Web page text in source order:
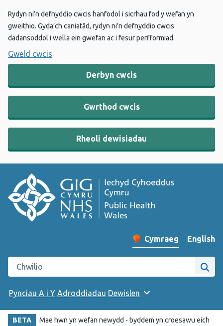
Rydyn ni’n defnyddio cwcis hanfodol i sicrhau fod y wefan yn
gweithio. Gyda’ch caniatâd, rydyn ni’n defnyddio cwcis
dadansoddol i wella ein gwefan ac i fesur perfformiad.
Gweld cwcis
Derbyn cwcis
Gwrthod cwcis
Rheoli dewisiadau
Newid iaith y wefan
Cymraeg English
–
Chwilio gwefan Iechyd Cyhoeddus Cymru
Pynciau A i Y Adroddiadau Dewislen
BETA
Mae hwn yn wefan newydd - byddem yn croesawu eich